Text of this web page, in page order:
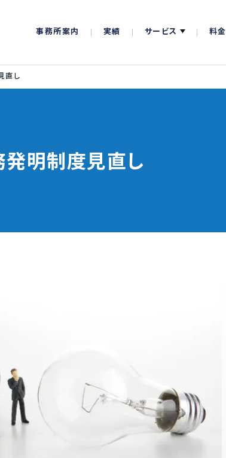
事務所案内 実績 サービス 料金
直し
明制度見直し